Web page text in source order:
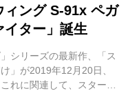
ィング S-91x ペガ
ター」誕生
シリーズの最新作、「ス
」が2019年12月20日、
れに関連して、スターウ
スフィルムとポルシェが